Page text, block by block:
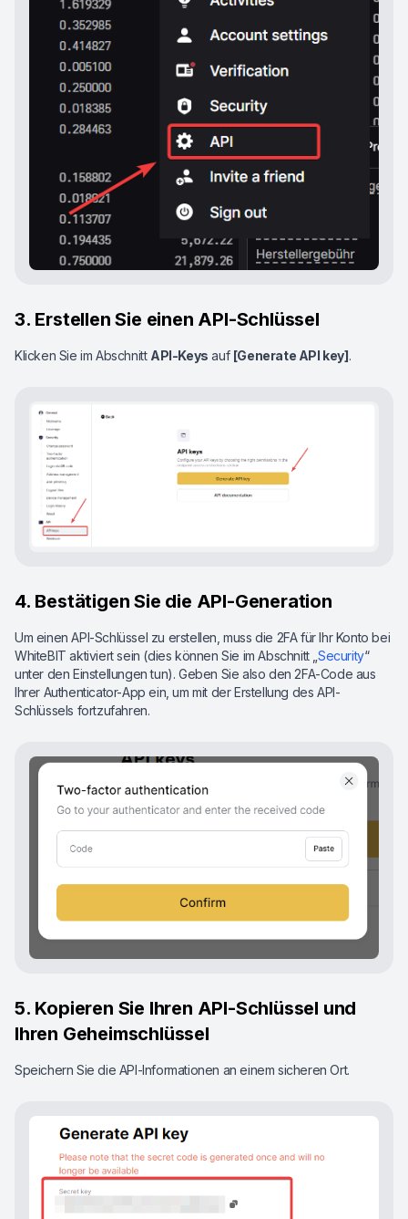
3. Erstellen Sie einen API-Schlüssel
Klicken Sie im Abschnitt API-Keys auf [Generate API key].
4. Bestätigen Sie die API-Generation
Um einen API-Schlüssel zu erstellen, muss die 2FA für Ihr Konto bei
WhiteBIT aktiviert sein (dies können Sie im Abschnitt „Security“
unter den Einstellungen tun). Geben Sie also den 2FA-Code aus
Ihrer Authenticator-App ein, um mit der Erstellung des API-
Schlüssels fortzufahren.
5. Kopieren Sie Ihren API-Schlüssel und
Ihren Geheimschlüssel
Speichern Sie die API-Informationen an einem sicheren Ort.